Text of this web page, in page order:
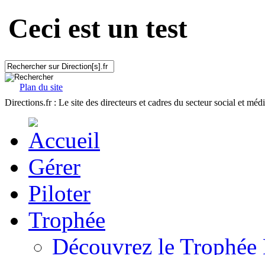
Ceci est un test
Plan du site
Directions.fr : Le site des directeurs et cadres du secteur social et
Gérer
Piloter
Trophée
Découvrez le